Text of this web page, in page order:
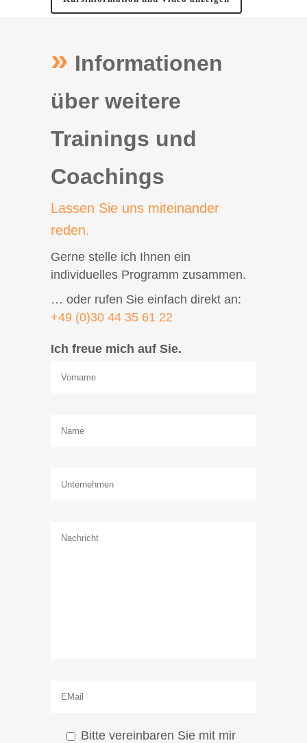
» Informationen
über weitere
Trainings und
Coachings
Lassen Sie uns miteinander
reden.
Gerne stelle ich Ihnen ein
individuelles Programm zusammen.
… oder rufen Sie einfach direkt an:
+49 (0)30 44 35 61 22
Ich freue mich auf Sie.
Bitte vereinbaren Sie mit mir